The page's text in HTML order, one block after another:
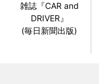
雑誌『CAR and
DRIVER』
(毎日新聞出版)